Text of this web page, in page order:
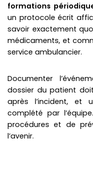
formations
un protocole écrit
savoir exactement
médicaments, et
service ambulancier.
Documenter
dossier du patient
après l’incident, et
complété par
procédures et de
l’avenir.